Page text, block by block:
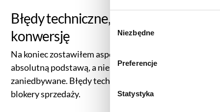
zgody, udostępniamy
informacje z innymi danymi
znajdą Państwo klikając w
prywatności
W
ó
r
Niezbędne
Preferencje
Statystyka
Błędy techniczne, które zabijają
konwersję
Na koniec zostawiłem aspekty, które powinny być
absolutną podstawą, a niestety często są
zaniedbywane. Błędy techniczne to bezpośrednie
blokery sprzedaży.